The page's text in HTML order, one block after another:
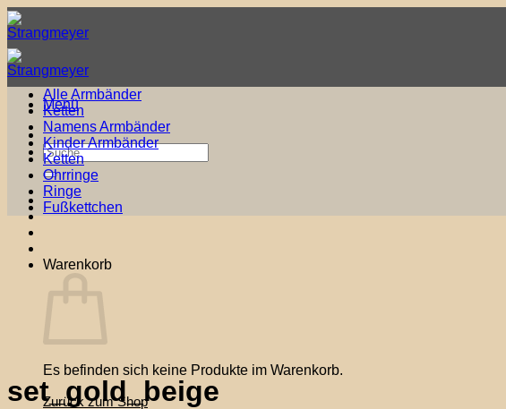
Zum
Inhalt
springen
Menü
Suche
nach:
Warenkorb
Es befinden sich keine Produkte im Warenkorb.
Zurück zum Shop
Alle Armbänder
Ketten
Namens Armbänder
Kinder Armbänder
Ketten
Ohrringe
Ringe
Fußkettchen
set_gold_beige